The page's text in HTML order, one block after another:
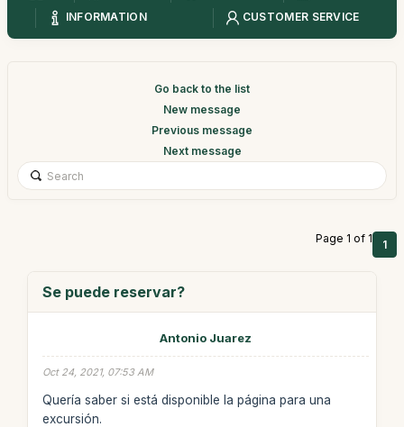
INFORMATION
CUSTOMER SERVICE
Go back to the list
New message
Previous message
Next message
Page 1 of 1 1
Se puede reservar?
Antonio Juarez
Oct 24, 2021, 07:53 AM
Quería saber si está disponible la página para una
excursión.